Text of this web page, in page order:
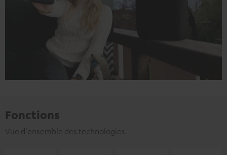
Fonctions
Vue d'ensemble des technologies